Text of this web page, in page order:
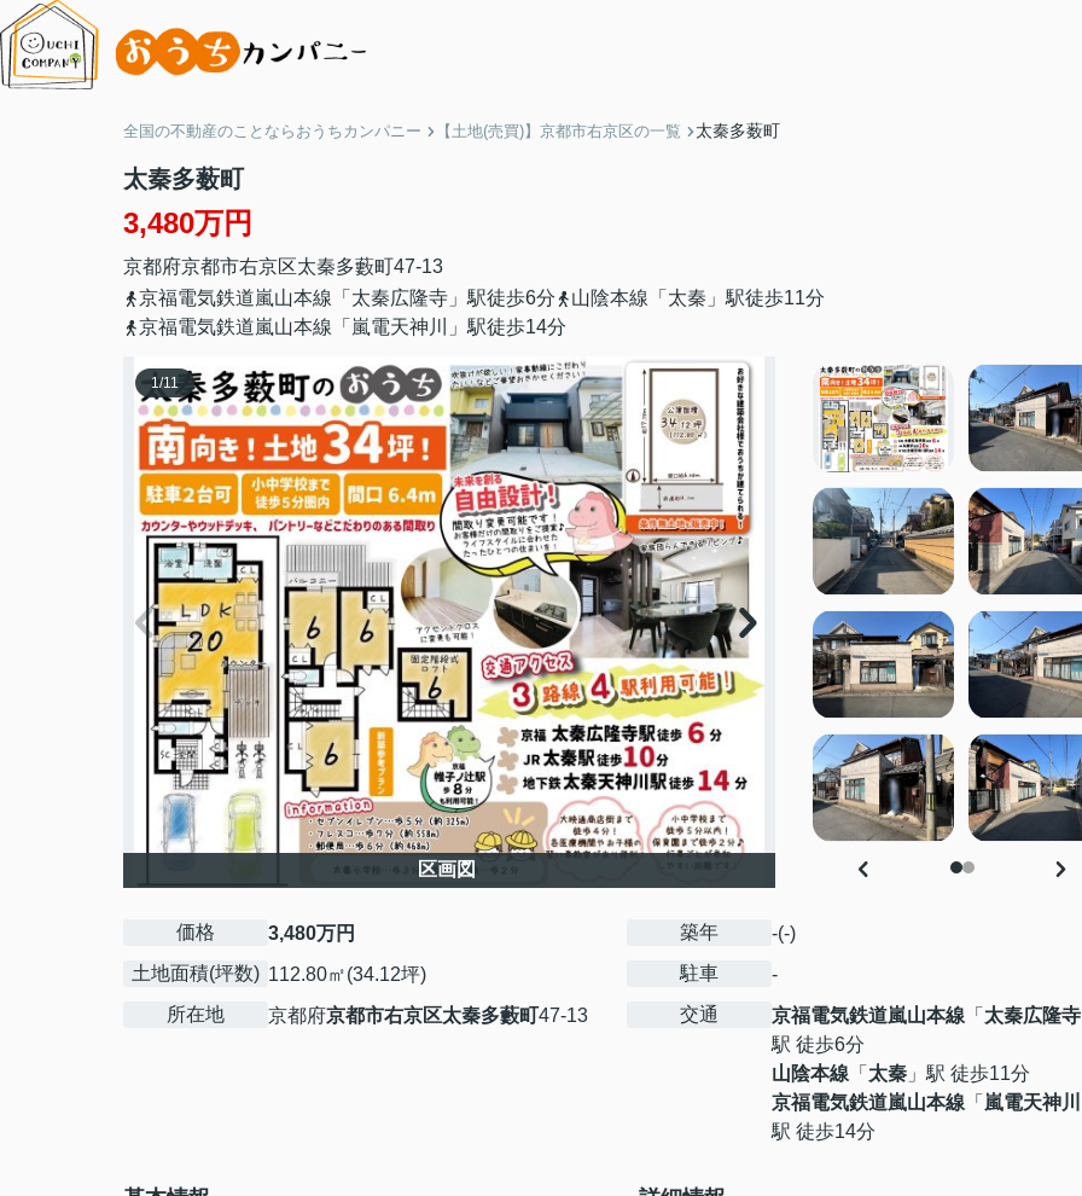
全国の不動産のことならおうちカンパニー 【土地(売買)】京都市右京区の一覧 太秦多薮町
太秦多薮町
3,480万円
京都府京都市右京区太秦多藪町47-13
京福電気鉄道嵐山本線「太秦広隆寺」駅徒歩6分
山陰本線「太秦」駅徒歩11分
京福電気鉄道嵐山本線「嵐電天神川」駅徒歩14分
1/11
区画図
価格
3,480万円
土地面積(坪数) 112.80㎡(34.12坪)
所在地
京都府京都市右京区太秦多藪町47-13
築年
-(-)
駐車
-
交通
京福電気鉄道嵐山本線 「 太秦広隆寺
駅 徒歩6分
山陰本線 「 太秦 」駅 徒歩11分
京福電気鉄道嵐山本線 「 嵐電天神川
駅 徒歩14分